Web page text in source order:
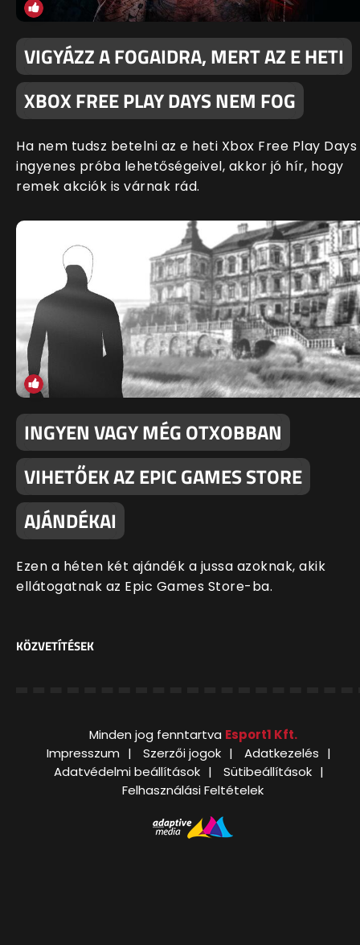
VIGYÁZZ A FOGAIDRA, MERT AZ E HETI
XBOX FREE PLAY DAYS NEM FOG
Ha nem tudsz betelni az e heti Xbox Free Play Days
ingyenes próba lehetőségeivel, akkor jó hír, hogy
remek akciók is várnak rád.
INGYEN VAGY MÉG OTXOBBAN
VIHETŐEK AZ EPIC GAMES STORE
AJÁNDÉKAI
Ezen a héten két ajándék a jussa azoknak, akik
ellátogatnak az Epic Games Store-ba.
KÖZVETÍTÉSEK
Minden jog fenntartva Esport1 Kft.
Impresszum
Szerzői jogok
Adatkezelés
Adatvédelmi beállítások
Sütibeállítások
Felhasználási Feltételek